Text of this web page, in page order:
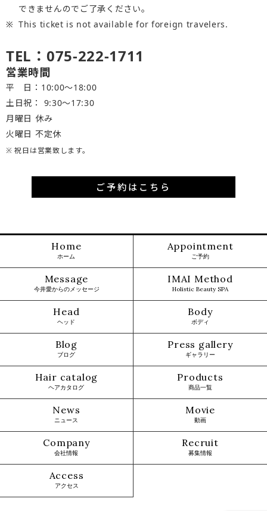
できませんのでご了承ください。
This ticket is not available for foreign travelers.
TEL：075-222-1711
営業時間
平 日：10:00～18:00
土日祝： 9:30〜17:30
月曜日 休み
火曜日 不定休
※ 祝日は営業致します。
ご予約はこちら
Home
ホーム
Appointment
ご予約
Message
今井愛からのメッセージ
IMAI Method
Holistic Beauty SPA
Head
ヘッド
Body
ボディ
Blog
ブログ
Press gallery
ギャラリー
Hair catalog
ヘアカタログ
Products
商品一覧
News
ニュース
Movie
動画
Company
会社情報
Recruit
募集情報
Access
アクセス